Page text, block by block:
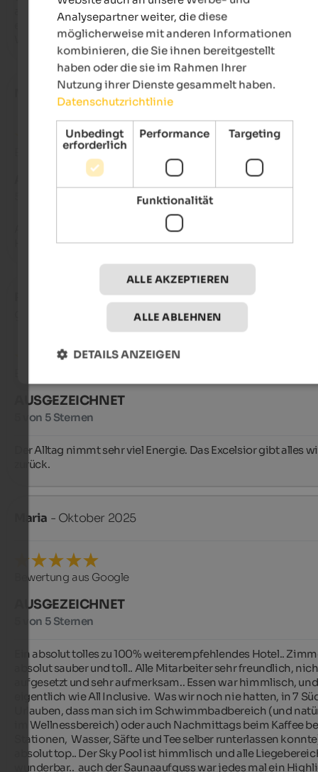
abends auch präsent sind- haben zu einem insgesamt sehr
erholsamen und schönen Urlaub beigetragen.
Wir kommen gerne wieder!️
MYLANDO- Oktober 2025
Bewertung aus Google
AUSGEZEICHNET
Alles super, keine Beanstandungen! Ein Aufenthalt in diesem
Hotel lohnt sich wirklich.
- Oktober 2025
gereist als junges Paar
AUSGEZEICHNET
5 von 5 Sternen
Der Alltag nimmt sehr viel Energie. Das Excelsior gibt alles
zurück.
Maria - Oktober 2025
Bewertung aus Google
AUSGEZEICHNET
5 von 5 Sternen
Ein absolut tolles zu 100% weiterempfehlendes Hotel..
absolut sauber und toll.. Alle Mitarbeiter sehr freundlich,
aufgesetzt und sehr aufmerksam.. Essen war himmlisch, und
eigentlich wie All Inclusive.  Was wir noch nie hatten, in 7
Urlauben, dass man sich im Schwimmbadbereich (und
im Wellnessbereich) oder auch Nachmittags beim Kaffee
Stationen,  Wasser, Säfte und Tee selber runterlassen
absolut top.. Der Sky Pool ist himmlisch und alle
wunderbar..  auch der Saunaaufguss war jedes mal ein
Analysepartner weiter, die diese
möglicherweise mit anderen Informationen
kombinieren, die Sie ihnen bereitgestellt
haben oder die sie im Rahmen Ihrer
Nutzung ihrer Dienste gesammelt haben.
Datenschutzrichtlinie
Unbedingt
erforderlich
Performance Targeting
Funktionalität
ALLE AKZEPTIEREN
ALLE ABLEHNEN
DETAILS ANZEIGEN